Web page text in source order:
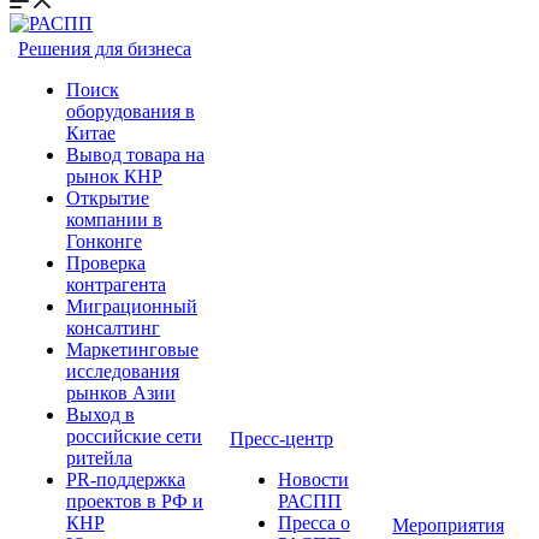
Решения для бизнеса
Поиск
оборудования в
Китае
Вывод товара на
рынок КНР
Открытие
компании в
Гонконге
Проверка
контрагента
Миграционный
консалтинг
Маркетинговые
исследования
рынков Азии
Выход в
российские сети
ритейла
PR-поддержка
проектов в РФ и
КНР
Пресс-центр
Новости
РАСПП
Пресса о
Мероприятия